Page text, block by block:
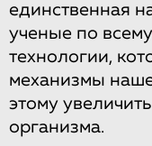
единственная
ученые по
технологии,
механизмы
этому
организма.